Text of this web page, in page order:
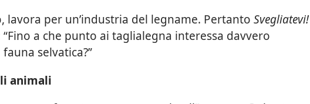
lavora per un’industria del legname. Pertanto Svegliatevi!
a che punto ai taglialegna interessa davvero
selvatica?”
animali